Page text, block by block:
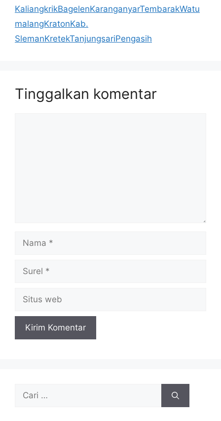
KaliangkrikBagelenKaranganyarTembarakWatu
malangKratonKab.
SlemanKretekTanjungsariPengasih
Tinggalkan komentar
Nama
Surel
Situs
web
Cari